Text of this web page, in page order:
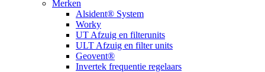
Merken
Alsident® System
Worky
UT Afzuig en filterunits
ULT Afzuig en filter units
Geovent®
Invertek frequentie regelaars